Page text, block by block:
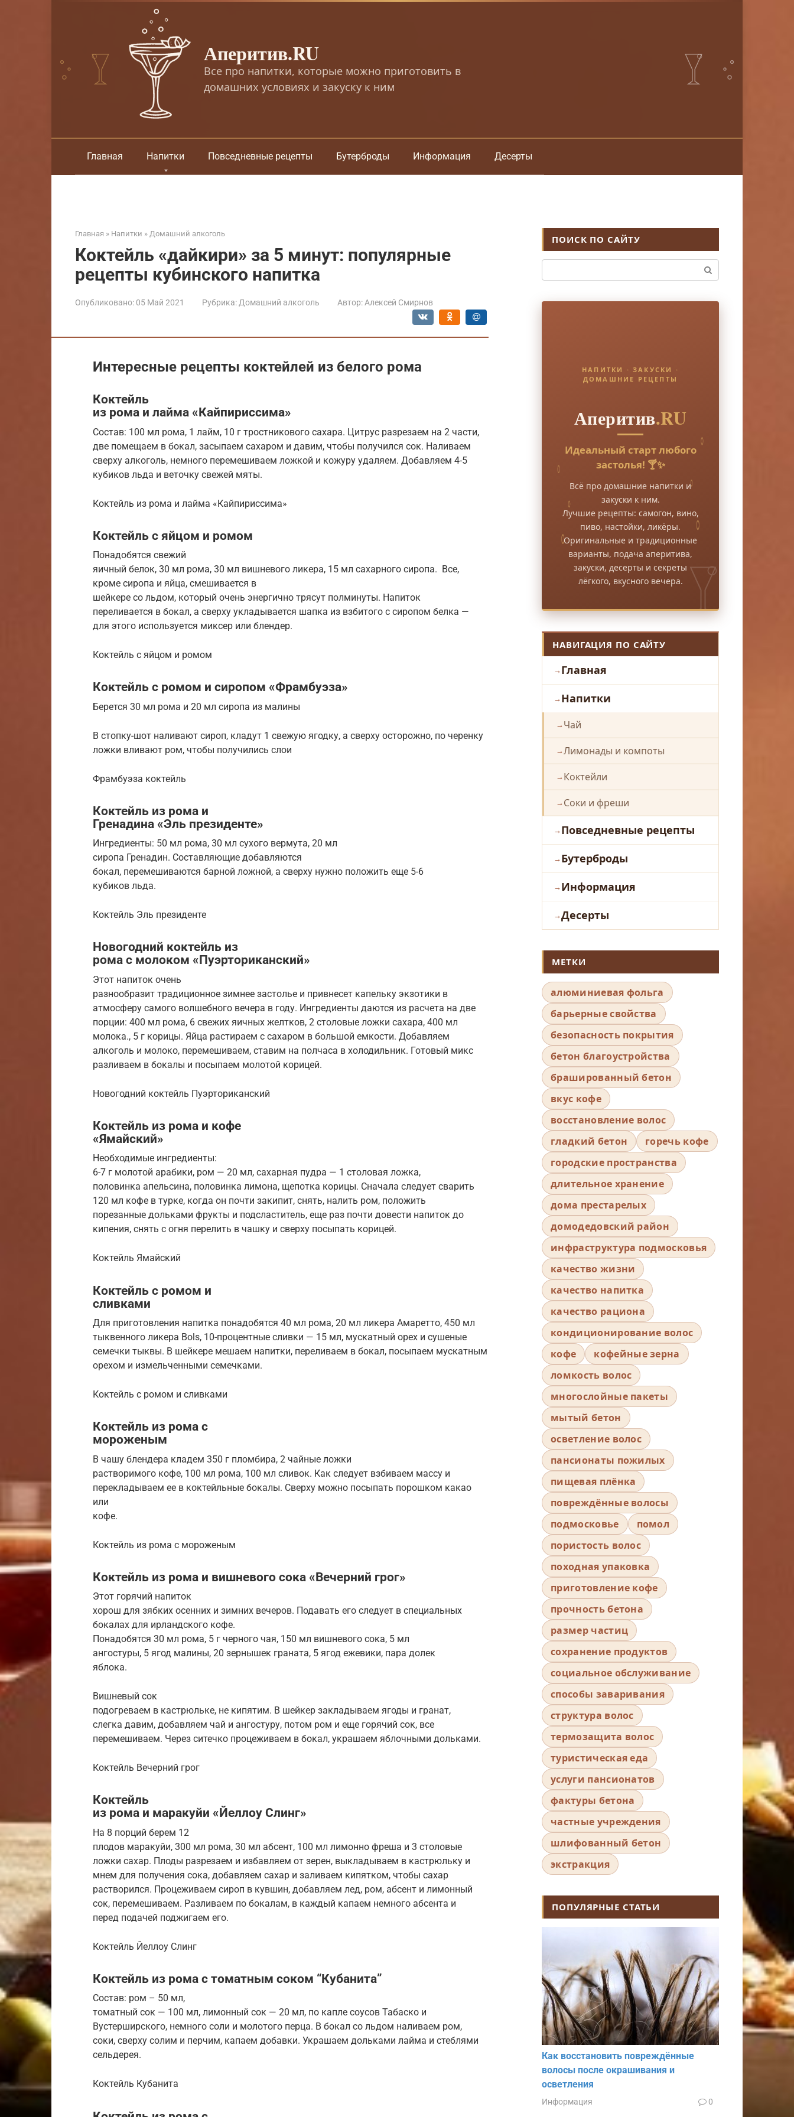
Аперитив.RU
Все про напитки, которые можно приготовить в
домашних условиях и закуску к ним
Главная Напитки Повседневные рецепты Бутерброды Информация Десерты
Главная » Напитки » Домашний алкоголь
Коктейль «дайкири» за 5 минут: популярные
рецепты кубинского напитка
Опубликовано: 05 Май 2021 Рубрика: Домашний алкоголь Автор: Алексей Смирнов
Интересные рецепты коктейлей из белого рома
Коктейль
из рома и лайма «Кайпириссима»
Состав: 100 мл рома, 1 лайм, 10 г тростникового сахара. Цитрус разрезаем на 2 части,
две помещаем в бокал, засыпаем сахаром и давим, чтобы получился сок. Наливаем
сверху алкоголь, немного перемешиваем ложкой и кожуру удаляем. Добавляем 4-5
кубиков льда и веточку свежей мяты.
Коктейль из рома и лайма «Кайпириссима»
Коктейль с яйцом и ромом
Понадобятся свежий
яичный белок, 30 мл рома, 30 мл вишневого ликера, 15 мл сахарного сиропа. Все,
кроме сиропа и яйца, смешивается в
шейкере со льдом, который очень энергично трясут полминуты. Напиток
переливается в бокал, а сверху укладывается шапка из взбитого с сиропом белка —
для этого используется миксер или блендер.
Коктейль с яйцом и ромом
Коктейль с ромом и сиропом «Фрамбуэза»
Берется 30 мл рома и 20 мл сиропа из малины
В стопку-шот наливают сироп, кладут 1 свежую ягодку, а сверху осторожно, по черенку
ложки вливают ром, чтобы получились слои
Фрамбуэза коктейль
Коктейль из рома и
Гренадина «Эль президенте»
Ингредиенты: 50 мл рома, 30 мл сухого вермута, 20 мл
сиропа Гренадин. Составляющие добавляются
бокал, перемешиваются барной ложной, а сверху нужно положить еще 5-6
кубиков льда.
Коктейль Эль президенте
Новогодний коктейль из
рома с молоком «Пуэрториканский»
Этот напиток очень
разнообразит традиционное зимнее застолье и привнесет капельку экзотики в
атмосферу самого волшебного вечера в году. Ингредиенты даются из расчета на две
порции: 400 мл рома, 6 свежих яичных желтков, 2 столовые ложки сахара, 400 мл
молока., 5 г корицы. Яйца растираем с сахаром в большой емкости. Добавляем
алкоголь и молоко, перемешиваем, ставим на полчаса в холодильник. Готовый микс
разливаем в бокалы и посыпаем молотой корицей.
Новогодний коктейль Пуэрториканский
Коктейль из рома и кофе
«Ямайский»
Необходимые ингредиенты:
6-7 г молотой арабики, ром — 20 мл, сахарная пудра — 1 столовая ложка,
половинка апельсина, половинка лимона, щепотка корицы. Сначала следует сварить
120 мл кофе в турке, когда он почти закипит, снять, налить ром, положить
порезанные дольками фрукты и подсластитель, еще раз почти довести напиток до
кипения, снять с огня перелить в чашку и сверху посыпать корицей.
Коктейль Ямайский
Коктейль с ромом и
сливками
Для приготовления напитка понадобятся 40 мл рома, 20 мл ликера Амаретто, 450 мл
тыквенного ликера Bols, 10-процентные сливки — 15 мл, мускатный орех и сушеные
семечки тыквы. В шейкере мешаем напитки, переливаем в бокал, посыпаем мускатным
орехом и измельченными семечками.
Коктейль с ромом и сливками
Коктейль из рома с
мороженым
В чашу блендера кладем 350 г пломбира, 2 чайные ложки
растворимого кофе, 100 мл рома, 100 мл сливок. Как следует взбиваем массу и
перекладываем ее в коктейльные бокалы. Сверху можно посыпать порошком какао
или
кофе.
Коктейль из рома с мороженым
Коктейль из рома и вишневого сока «Вечерний грог»
Этот горячий напиток
хорош для зябких осенних и зимних вечеров. Подавать его следует в специальных
бокалах для ирландского кофе.
Понадобятся 30 мл рома, 5 г черного чая, 150 мл вишневого сока, 5 мл
ангостуры, 5 ягод малины, 20 зернышек граната, 5 ягод ежевики, пара долек
яблока.
Вишневый сок
подогреваем в кастрюльке, не кипятим. В шейкер закладываем ягоды и гранат,
слегка давим, добавляем чай и ангостуру, потом ром и еще горячий сок, все
перемешиваем. Через ситечко процеживаем в бокал, украшаем яблочными дольками.
Коктейль Вечерний грог
Коктейль
из рома и маракуйи «Йеллоу Слинг»
На 8 порций берем 12
плодов маракуйи, 300 мл рома, 30 мл абсент, 100 мл лимонно фреша и 3 столовые
ложки сахар. Плоды разрезаем и избавляем от зерен, выкладываем в кастрюльку и
мнем для получения сока, добавляем сахар и заливаем кипятком, чтобы сахар
растворился. Процеживаем сироп в кувшин, добавляем лед, ром, абсент и лимонный
сок, перемешиваем. Разливаем по бокалам, в каждый капаем немного абсента и
перед подачей поджигаем его.
Коктейль Йеллоу Слинг
Коктейль из рома с томатным соком “Кубанита”
Состав: ром – 50 мл,
томатный сок — 100 мл, лимонный сок — 20 мл, по капле соусов Табаско и
Вустерширского, немного соли и молотого перца. В бокал со льдом наливаем ром,
соки, сверху солим и перчим, капаем добавки. Украшаем дольками лайма и стеблями
сельдерея.
Коктейль Кубанита
ПОИСК ПО САЙТУ
НАПИТКИ · ЗАКУСКИ ·
ДОМАШНИЕ РЕЦЕПТЫ
Аперитив.RU
Идеальный старт любого
застолья! 🍸✨
Всё про домашние напитки и
закуски к ним.
Лучшие рецепты: самогон, вино,
пиво, настойки, ликёры.
Оригинальные и традиционные
варианты, подача аперитива,
закуски, десерты и секреты
лёгкого, вкусного вечера.
НАВИГАЦИЯ ПО САЙТУ
Главная
Напитки
Чай
Лимонады и компоты
Коктейли
Соки и фреши
Повседневные рецепты
Бутерброды
Информация
Десерты
МЕТКИ
алюминиевая фольга
барьерные свойства
безопасность покрытия
бетон благоустройства
брашированный бетон
вкус кофе
восстановление волос
гладкий бетон
горечь кофе
городские пространства
длительное хранение
дома престарелых
домодедовский район
инфраструктура подмосковья
качество жизни
качество напитка
качество рациона
кондиционирование волос
кофе
кофейные зерна
ломкость волос
многослойные пакеты
мытый бетон
осветление волос
пансионаты пожилых
пищевая плёнка
повреждённые волосы
подмосковье
помол
пористость волос
походная упаковка
приготовление кофе
прочность бетона
размер частиц
сохранение продуктов
социальное обслуживание
способы заваривания
структура волос
термозащита волос
туристическая еда
услуги пансионатов
фактуры бетона
частные учреждения
шлифованный бетон
экстракция
ПОПУЛЯРНЫЕ СТАТЬИ
Как восстановить повреждённые
волосы после окрашивания и
осветления
Информация 0